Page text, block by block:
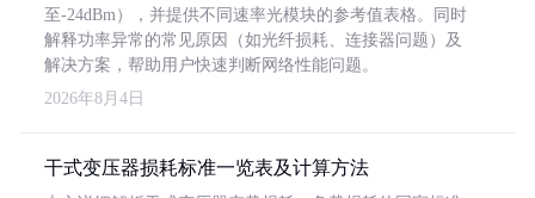
至-24dBm），并提供不同速率光模块的参考值表格。同时
解释功率异常的常见原因（如光纤损耗、连接器问题）及
解决方案，帮助用户快速判断网络性能问题。
2026年8月4日
干式变压器损耗标准一览表及计算方法